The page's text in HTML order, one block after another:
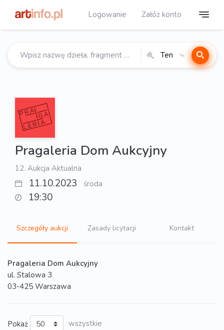
Logowanie Załóż konto
Ten
Pragaleria Dom Aukcyjny
12. Aukcja Aktualna
11.10.2023 środa
19:30
Szczegóły aukcji Zasady licytacji Kontakt
Pragaleria Dom Aukcyjny
ul. Stalowa 3
03-425 Warszawa
Pokaż wszystkie